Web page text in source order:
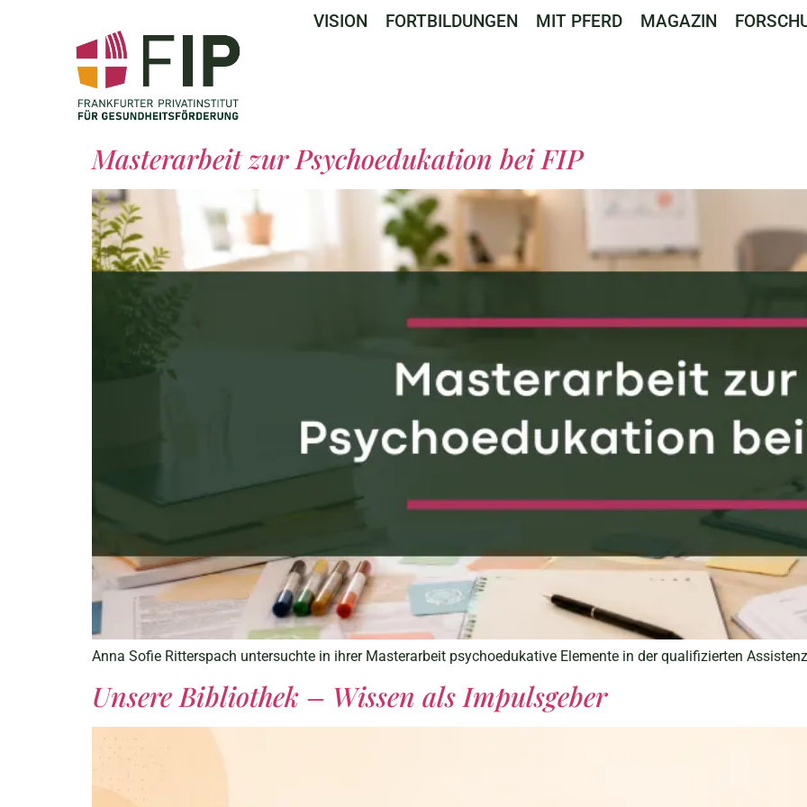
VISION FORTBILDUNGEN MIT PFERD MAGAZIN
Masterarbeit zur Psychoedukation bei FIP
Anna Sofie Ritterspach untersuchte in ihrer Masterarbeit psychoedukative Elemente in der qualifizierten
Unsere Bibliothek – Wissen als Impulsgeber